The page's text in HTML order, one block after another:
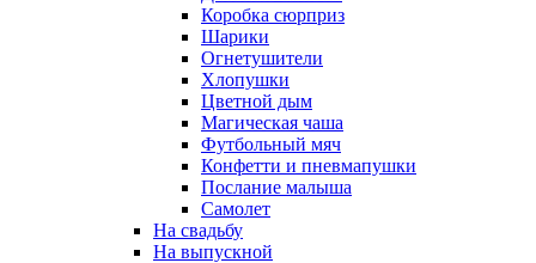
Коробка сюрприз
Шарики
Огнетушители
Хлопушки
Цветной дым
Магическая чаша
Футбольный мяч
Конфетти и пневмапушки
Послание малыша
Самолет
На свадьбу
На выпускной